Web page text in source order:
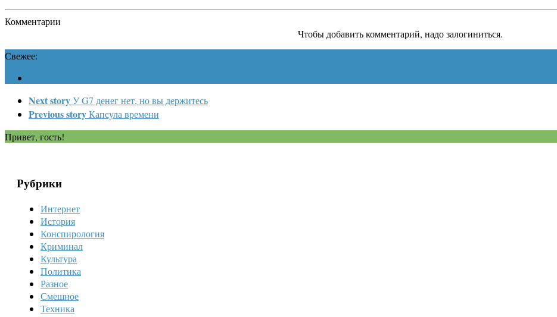
Комментарии
Чтобы добавить комментарий, надо залогиниться.
Свежее:
Next storyУ G7 денег нет, но вы держитесь
Previous storyКапсула времени
Привет, гость!
Рубрики
Интернет
История
Конспирология
Криминал
Культура
Политика
Разное
Смешное
Техника